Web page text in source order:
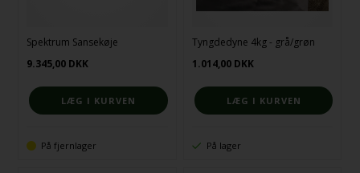
Spektrum Sansekøje
9.345,00 DKK
På fjernlager
Tyngdedyne 4kg - grå/grøn
1.014,00 DKK
På lager